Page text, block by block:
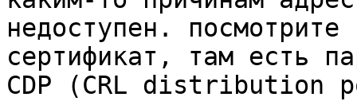
недоступен.
сертификат, там есть
CDP (CRL distribution